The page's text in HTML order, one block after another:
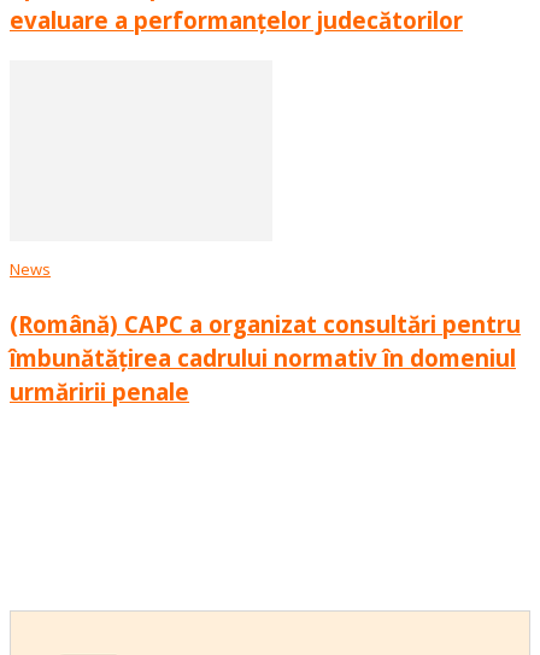
evaluare a performanțelor judecătorilor
News
(Română) CAPC a organizat consultări pentru
îmbunătățirea cadrului normativ în domeniul
urmăririi penale